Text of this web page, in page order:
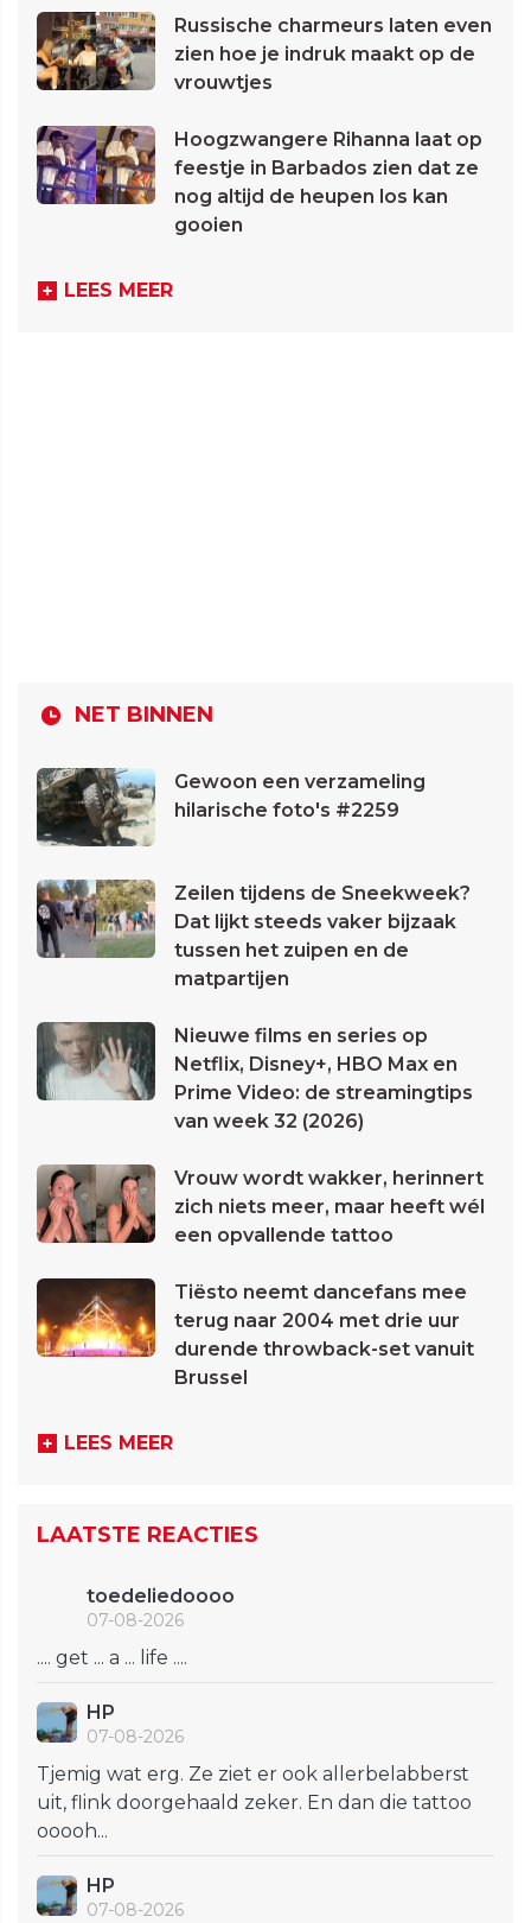
Russische charmeurs laten even
zien hoe je indruk maakt op de
vrouwtjes
Hoogzwangere Rihanna laat op
feestje in Barbados zien dat ze
nog altijd de heupen los kan
gooien
LEES MEER
NET BINNEN
Gewoon een verzameling
hilarische foto's #2259
Zeilen tijdens de Sneekweek?
Dat lijkt steeds vaker bijzaak
tussen het zuipen en de
matpartijen
Nieuwe films en series op
Netflix, Disney+, HBO Max en
Prime Video: de streamingtips
van week 32 (2026)
Vrouw wordt wakker, herinnert
zich niets meer, maar heeft wél
een opvallende tattoo
Tiësto neemt dancefans mee
terug naar 2004 met drie uur
durende throwback-set vanuit
Brussel
LEES MEER
LAATSTE REACTIES
toedeliedoooo
07-08-2026
.... get ... a ... life ....
HP
07-08-2026
Tjemig wat erg. Ze ziet er ook allerbelabberst
uit, flink doorgehaald zeker. En dan die tattoo
ooooh...
HP
07-08-2026